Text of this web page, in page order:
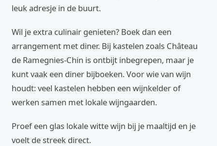
leuk adresje in de buurt.
Wil je extra culinair genieten? Boek dan een
arrangement met diner. Bij kastelen zoals Château
de Ramegnies-Chin is ontbijt inbegrepen, maar je
kunt vaak een diner bijboeken. Voor wie van wijn
houdt: veel kastelen hebben een wijnkelder of
werken samen met lokale wijngaarden.
Proef een glas lokale witte wijn bij je maaltijd en je
voelt de streek direct.